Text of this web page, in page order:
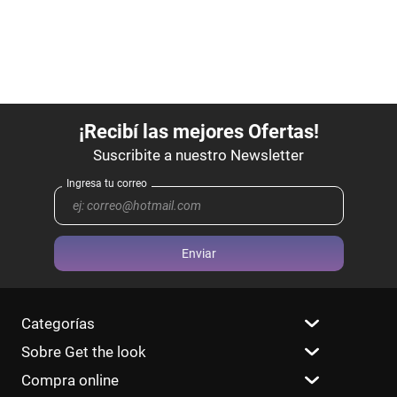
Enviar
Categorías
Sobre Get the look
Compra online